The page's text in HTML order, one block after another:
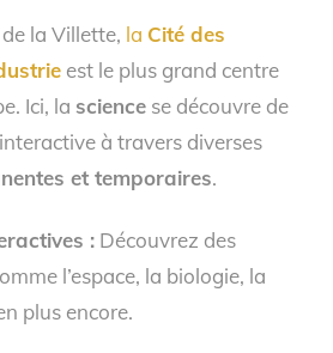
la Villette, la Cité des
est le plus grand centre
Ici, lascience se découvre de
à travers diverses
et temporaires.
:Découvrez des
l’espace, la biologie, la
plus encore.